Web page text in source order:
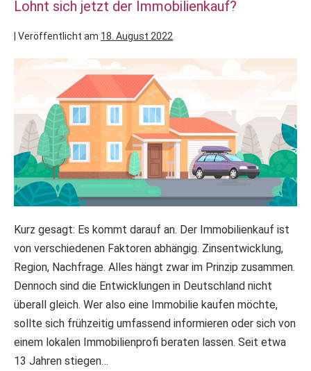
Lohnt sich jetzt der Immobilienkauf?
Veröffentlicht am 18. August 2022
Kurz gesagt: Es kommt darauf an. Der Immobilienkauf ist
von verschiedenen Faktoren abhängig. Zinsentwicklung,
Region, Nachfrage. Alles hängt zwar im Prinzip zusammen.
Dennoch sind die Entwicklungen in Deutschland nicht
überall gleich. Wer also eine Immobilie kaufen möchte,
sollte sich frühzeitig umfassend informieren oder sich von
einem lokalen Immobilienprofi beraten lassen. Seit etwa
13 Jahren stiegen…